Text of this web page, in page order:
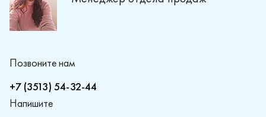
Позвоните нам
+7 (3513) 54-32-44
Напишите